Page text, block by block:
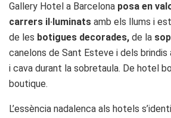
Gallery Hotel a Barcelona posa en
carrers il·luminats amb els llums i
de les botigues decorades, de la
canelons de Sant Esteve i dels brindis
i cava durant la sobretaula. De hotel
boutique.
L’essència nadalenca als hotels